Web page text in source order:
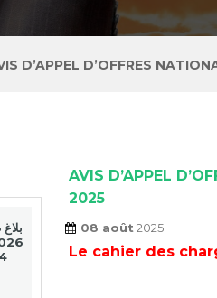
D’APPEL D’OFFRES
AVIS D’APPEL
2025
08 août 2025
Le cahier des